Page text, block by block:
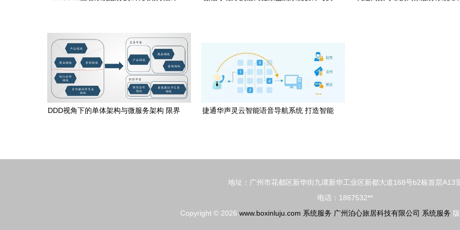
DDD视角下的单体架构与微服务架构 限界
捷通华声灵云智能语音导航系统 打造智能
地址：广州市花都区新华街九谭新华工业区新都大道168号b2栋首层A13
电话：1867532**
Copyright © 2026 www.boxinluju.com 系统服务 广州泊心旅居科技有限公司 系统服务